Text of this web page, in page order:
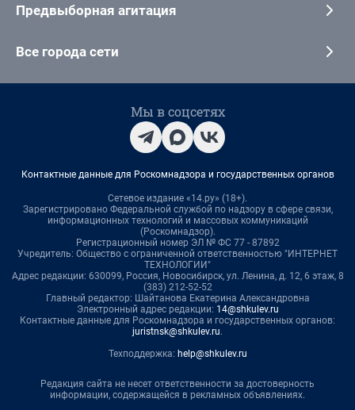
Предвыборная агитация
Все города сети
Мы в соцсетях
Контактные данные для Роскомнадзора и государственных органов
Сетевое издание «14.ру» (18+).
Зарегистрировано Федеральной службой по надзору в сфере связи,
информационных технологий и массовых коммуникаций
(Роскомнадзор).
Регистрационный номер ЭЛ № ФС 77 - 87892
Учредитель: Общество с ограниченной ответственностью "ИНТЕРНЕТ
ТЕХНОЛОГИИ"
Адрес редакции: 630099, Россия, Новосибирск, ул. Ленина, д. 12, 6 этаж, 8
(383) 212-52-52
Главный редактор: Шайтанова Екатерина Александровна
Электронный адрес редакции: 14@shkulev.ru
Контактные данные для Роскомнадзора и государственных органов:
juristnsk@shkulev.ru.
Техподдержка: help@shkulev.ru
Редакция сайта не несет ответственности за достоверность
информации, содержащейся в рекламных объявлениях.